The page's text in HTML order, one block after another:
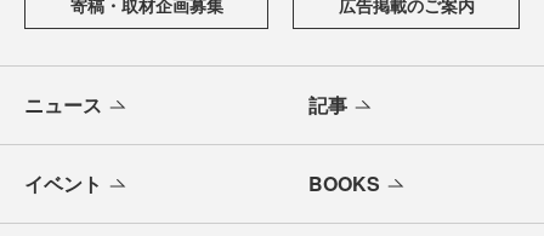
ニュース 記事
イベント BOOKS